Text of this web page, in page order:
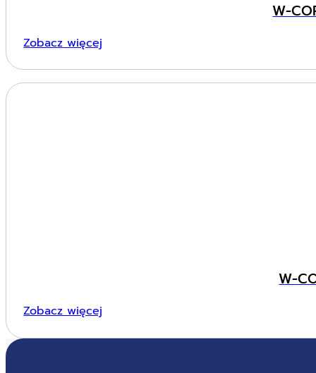
W-
Zobacz więcej
W-
Zobacz więcej